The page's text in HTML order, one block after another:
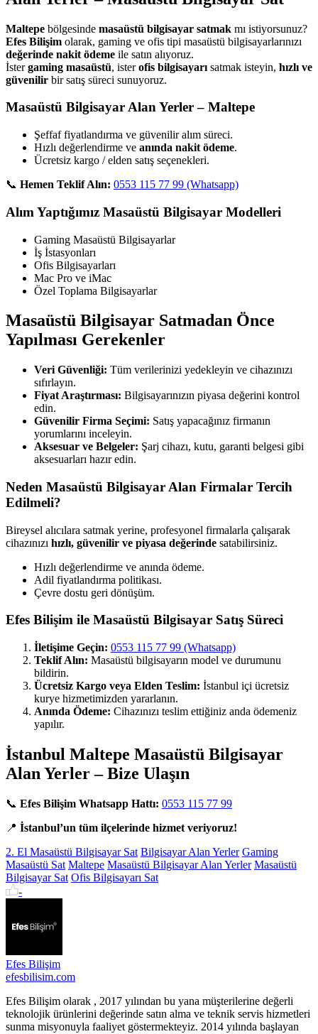
Maltepe bölgesinde masaüstü bilgisayar satmak mı istiyorsunuz?
Efes Bilişim olarak, gaming ve ofis tipi masaüstü bilgisayarlarınızı
değerinde nakit ödeme ile satın alıyoruz.
İstergaming masaüstü, isterofis bilgisayarı satmak isteyin, hızlı ve
güvenilir bir satış süreci sunuyoruz.
Masaüstü Bilgisayar Alan Yerler – Maltepe
Şeffaf fiyatlandırma ve güvenilir alım süreci.
Hızlı değerlendirme ve anında nakit ödeme.
Ücretsiz kargo / elden satış seçenekleri.
📞 Hemen Teklif Alın: 0553 115 77 99 (Whatsapp)
Alım Yaptığımız Masaüstü Bilgisayar Modelleri
Gaming Masaüstü Bilgisayarlar
İş İstasyonları
Ofis Bilgisayarları
Mac Pro ve iMac
Özel Toplama Bilgisayarlar
Masaüstü Bilgisayar Satmadan Önce
Yapılması Gerekenler
Veri Güvenliği: Tüm verilerinizi yedekleyin ve cihazınızı
sıfırlayın.
Fiyat Araştırması: Bilgisayarınızın piyasa değerini kontrol
edin.
Güvenilir Firma Seçimi: Satış yapacağınız firmanın
yorumlarını inceleyin.
Aksesuar ve Belgeler: Şarj cihazı, kutu, garanti belgesi gibi
aksesuarları hazır edin.
Neden Masaüstü Bilgisayar Alan Firmalar Tercih
Edilmeli?
Bireysel alıcılara satmak yerine, profesyonel firmalarla çalışarak
cihazınızı hızlı, güvenilir ve piyasa değerinde satabilirsiniz.
Hızlı değerlendirme ve anında ödeme.
Adil fiyatlandırma politikası.
Çevre dostu geri dönüşüm.
Efes Bilişim ile Masaüstü Bilgisayar Satış Süreci
İletişime Geçin: 0553 115 77 99 (Whatsapp)
Teklif Alın: Masaüstü bilgisayarın model ve durumunu
bildirin.
Ücretsiz Kargo veya Elden Teslim: İstanbul içi ücretsiz
kurye hizmetimizden yararlanın.
Anında Ödeme: Cihazınızı teslim ettiğiniz anda ödemeniz
yapılır.
İstanbul Maltepe Masaüstü Bilgisayar
Alan Yerler – Bize Ulaşın
📞 Efes Bilişim Whatsapp Hattı: 0553 115 77 99
📍 İstanbul’un tüm ilçelerinde hizmet veriyoruz!
2. El Masaüstü Bilgisayar Sat Bilgisayar Alan Yerler Gaming
Masaüstü Sat Maltepe Masaüstü Bilgisayar Alan Yerler Masaüstü
Bilgisayar Sat Ofis Bilgisayarı Sat
-
Efes Bilişim
efesbilisim.com
Efes Bilişim olarak , 2017 yılından bu yana müşterilerine değerli
teknolojik ürünlerini değerinde satın alma ve teknik servis hizmetleri
sunma misyonuyla faaliyet göstermekteyiz. 2014 yılında başlayan